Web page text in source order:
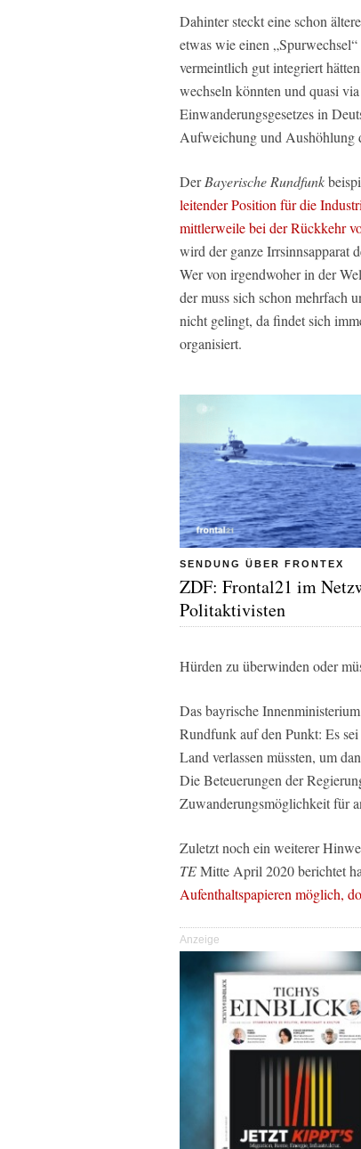
Dahinter steckt eine schon
etwas wie einen
vermeintlich gut integriert
wechseln könnten und quasi
Einwanderungsgesetzes in
Aufweichung und Aushöhlung
DerBayerische Rundfunk
leitender Position für die
mittlerweile bei der Rückkehr
wird der ganze Irrsinnsapparat
Wer von irgendwoher in der
der muss sich schon mehrfach
nicht gelingt, da findet sich
organisiert.
SENDUNG ÜBER FRONTEX
ZDF: Frontal21 im
Politaktivisten
Hürden zu überwinden oder
Das bayrische
Rundfunk auf den Punkt: Es
Land verlassen müssten, um
Die Beteuerungen der
Zuwanderungsmöglichkeit für
Zuletzt noch ein weiterer
TEMitte April 2020 berichtet
Aufenthaltspapieren möglich,
Anzeige